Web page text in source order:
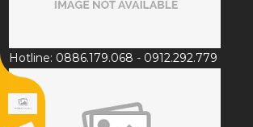
Hotline: 0886.179.068 - 0912.292.779